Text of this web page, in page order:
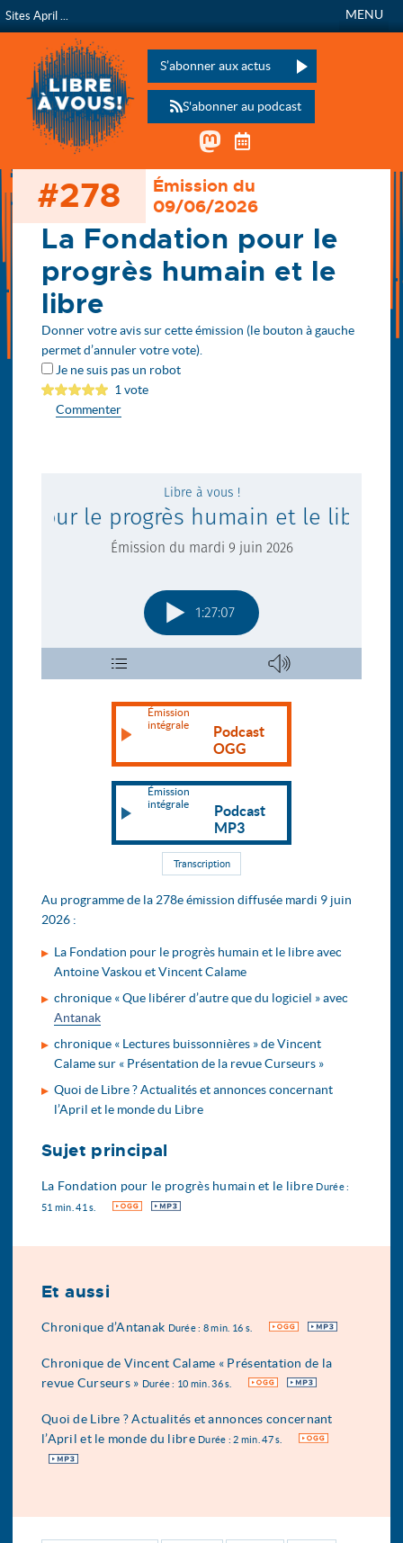
Libre à vous !
L’émission de radio
MENU
S’abonner aux actus
Veuillez laisser ce champ vide :
Mastodon
S'abonner au podcast
Accueil
Les émissions
#278
Émission du
09/06/2026
La Fondation pour le
progrès humain et le
libre
Donner votre avis sur cette émission (le bouton à gauche
permet d’annuler votre vote).
Je ne suis pas un robot
1 vote
Commenter
Émission
intégrale
Podcast
OGG
Émission
intégrale
Podcast
MP3
Transcription
Au programme de la 278e émission diffusée mardi 9 juin
2026 :
La Fondation pour le progrès humain et le libre avec
Antoine Vaskou et Vincent Calame
chronique « Que libérer d’autre que du logiciel » avec
Antanak
chronique « Lectures buissonnières » de Vincent
Calame sur « Présentation de la revue Curseurs »
Quoi de Libre ? Actualités et annonces concernant
l’April et le monde du Libre
Sujet principal
La Fondation pour le progrès humain et le libre Durée :
51 min. 41 s.
OGG MP3
Et aussi
Chronique d’Antanak Durée : 8 min. 16 s. OGG MP3
Chronique de Vincent Calame « Présentation de la
revue Curseurs » Durée : 10 min. 36 s. OGG MP3
Quoi de Libre ? Actualités et annonces concernant
l’April et le monde du libre Durée : 2 min. 47 s. OGG
MP3
Sites April ...